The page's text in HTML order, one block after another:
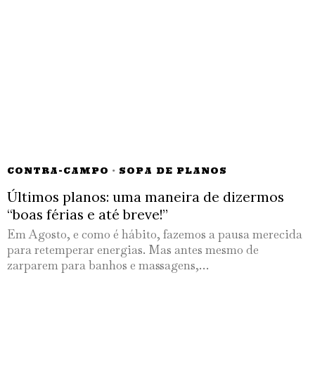
CONTRA-CAMPO · SOPA DE PLANOS
Últimos planos: uma maneira de dizermos
“boas férias e até breve!”
Em Agosto, e como é hábito, fazemos a pausa merecida
para retemperar energias. Mas antes mesmo de
zarparem para banhos e massagens,…